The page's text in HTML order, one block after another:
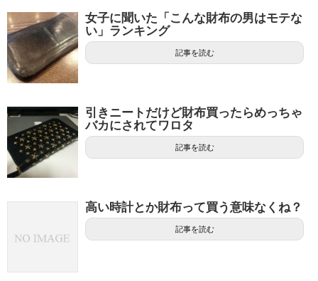
女子に聞いた「こんな財布の男はモテな
い」ランキング
記事を読む
引きニートだけど財布買ったらめっちゃ
バカにされてワロタ
記事を読む
高い時計とか財布って買う意味なくね？
記事を読む